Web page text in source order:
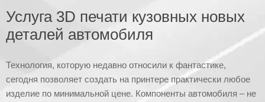
Услуга 3D печати кузовных новых
деталей автомобиля
Технология, которую недавно относили к фантастике,
сегодня позволяет создать на принтере практически любое
изделие по минимальной цене. Компоненты автомобиля – не